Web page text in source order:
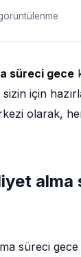
süreci gece
için
olarak,
alma
süreci